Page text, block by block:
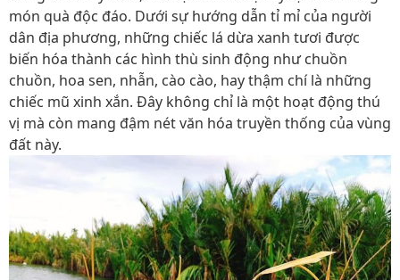
món quà độc đáo. Dưới sự hướng dẫn tỉ mỉ của người
dân địa phương, những chiếc lá dừa xanh tươi được
biến hóa thành các hình thù sinh động như chuồn
chuồn, hoa sen, nhẫn, cào cào, hay thậm chí là những
chiếc mũ xinh xắn. Đây không chỉ là một hoạt động thú
vị mà còn mang đậm nét văn hóa truyền thống của vùng
đất này.